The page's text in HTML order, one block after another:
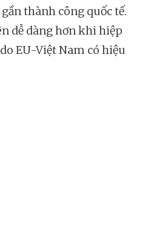
thành công quốc tế.
dễ dàng hơn khi hiệp
EU-Việt Nam có hiệu